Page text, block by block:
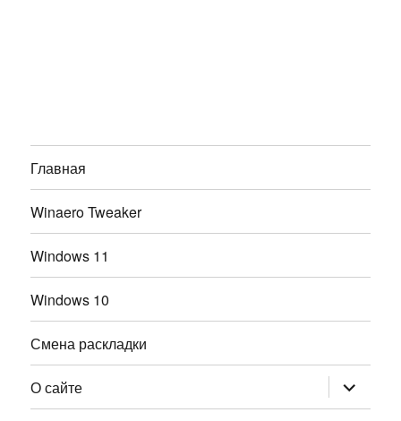
Главная
Winaero Tweaker
Windows 11
Windows 10
Смена раскладки
О сайте раскрыть
дочернее
меню